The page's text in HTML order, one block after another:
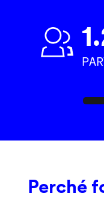
Perché